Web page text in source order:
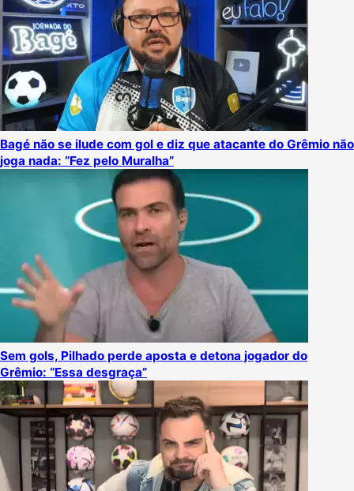
Bagé não se ilude com gol e diz que atacante do Grêmio não
joga nada: “Fez pelo Muralha”
Sem gols, Pilhado perde aposta e detona jogador do
Grêmio: “Essa desgraça”